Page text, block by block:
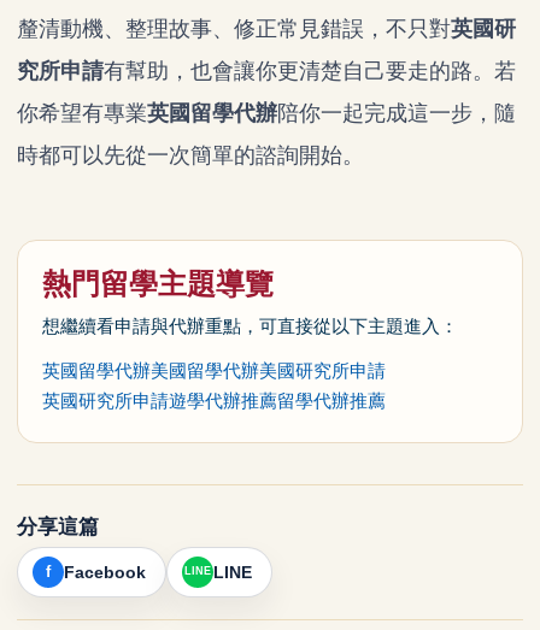
釐清動機、整理故事、修正常見錯誤，不只對英國研
究所申請有幫助，也會讓你更清楚自己要走的路。若
你希望有專業英國留學代辦陪你一起完成這一步，隨
時都可以先從一次簡單的諮詢開始。
熱門留學主題導覽
想繼續看申請與代辦重點，可直接從以下主題進入：
英國留學代辦美國留學代辦美國研究所申請
英國研究所申請遊學代辦推薦留學代辦推薦
分享這篇
Facebook LINE